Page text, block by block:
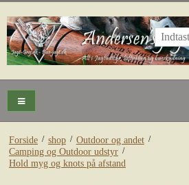
Forside / shop / Outdoor og andet /
Camping og Outdoor udstyr /
Hold myg og knots på afstand